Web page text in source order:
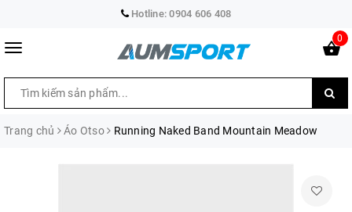
Hotline:0904 606 408
0
Trang chủ Áo Otso Running Naked Band Mountain Meadow